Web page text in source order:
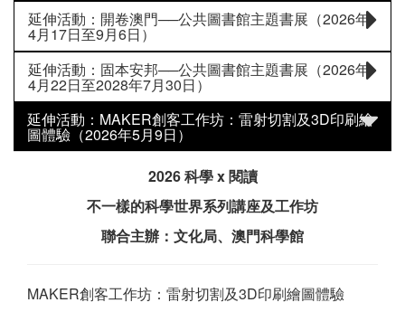
延伸活動：開卷澳門──公共圖書館主題書展（2026年
4月17日至9月6日）
延伸活動：固本安邦──公共圖書館主題書展（2026年
4月22日至2028年7月30日）
延伸活動：MAKER創客工作坊：雷射切割及3D印刷繪
圖體驗（2026年5月9日）
2026 科學 x 閱讀
不一樣的科學世界系列講座及工作坊
聯合主辦：文化局、澳門科學館
MAKER創客工作坊：雷射切割及3D印刷繪圖體驗